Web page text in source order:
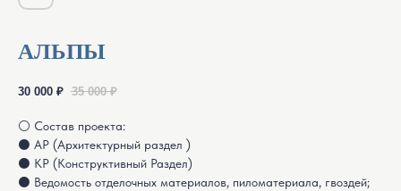
АЛЬПЫ
30 000 ₽ 35 000 ₽
⚪️ Состав проекта:
⚫️ АР (Архитектурный раздел )
⚫️ КР (Конструктивный Раздел)
⚫️ Ведомость отделочных материалов, пиломатериала, гвоздей;